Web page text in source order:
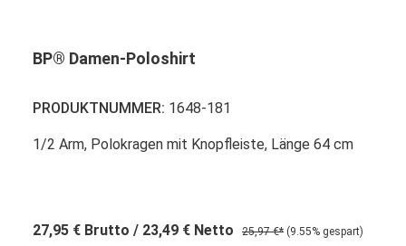
BP® Damen-Poloshirt
PRODUKTNUMMER: 1648-181
1/2 Arm, Polokragen mit Knopfleiste, Länge 64 cm
27,95 € Brutto / 23,49 € Netto 25,97 €* (9.55% gespart)